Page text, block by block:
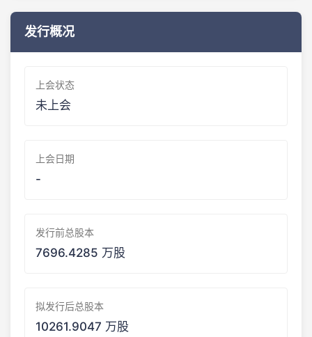
发行概况
上会状态
未上会
上会日期
-
发行前总股本
7696.4285 万股
拟发行后总股本
10261.9047 万股